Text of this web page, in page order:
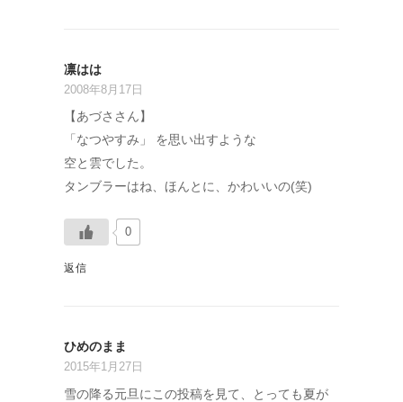
凛はは
2008年8月17日
【あづささん】
「なつやすみ」 を思い出すような
空と雲でした。
タンブラーはね、ほんとに、かわいいの(笑)
0
返信
ひめのまま
2015年1月27日
雪の降る元旦にこの投稿を見て、とっても夏が